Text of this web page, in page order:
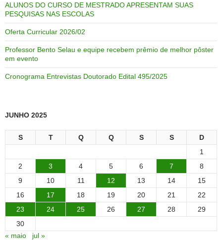
ALUNOS DO CURSO DE MESTRADO APRESENTAM SUAS
PESQUISAS NAS ESCOLAS
Oferta Curricular 2026/02
Professor Bento Selau e equipe recebem prêmio de melhor pôster
em evento
Cronograma Entrevistas Doutorado Edital 495/2025
JUNHO 2025
S T Q Q S S
D
1
2
3 4 5 6 7
8
9
10 11 12 13 14
15
16
17 18 19 20 21
22
23
24 25 26 27 28
29
30
« maio
jul »